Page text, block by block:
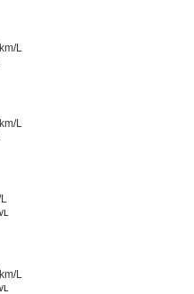
km/L
km/L
L
km/L
L